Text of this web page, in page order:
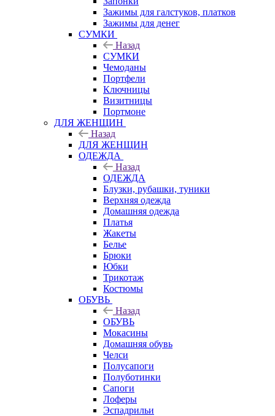
Зажимы для галстуков, платков
Зажимы для денег
СУМКИ
Назад
СУМКИ
Чемоданы
Портфели
Ключницы
Визитницы
Портмоне
ДЛЯ ЖЕНЩИН
Назад
ДЛЯ ЖЕНЩИН
ОДЕЖДА
Назад
ОДЕЖДА
Блузки, рубашки, туники
Верхняя одежда
Домашняя одежда
Платья
Жакеты
Белье
Брюки
Юбки
Трикотаж
Костюмы
ОБУВЬ
Назад
ОБУВЬ
Мокасины
Домашняя обувь
Челси
Полусапоги
Полуботинки
Сапоги
Лоферы
Эспадрильи